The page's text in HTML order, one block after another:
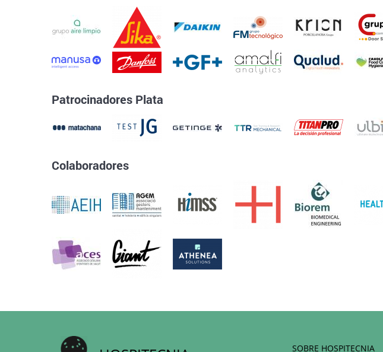
Patrocinadores Plata
Colaboradores
SOBRE HOSPITECNIA